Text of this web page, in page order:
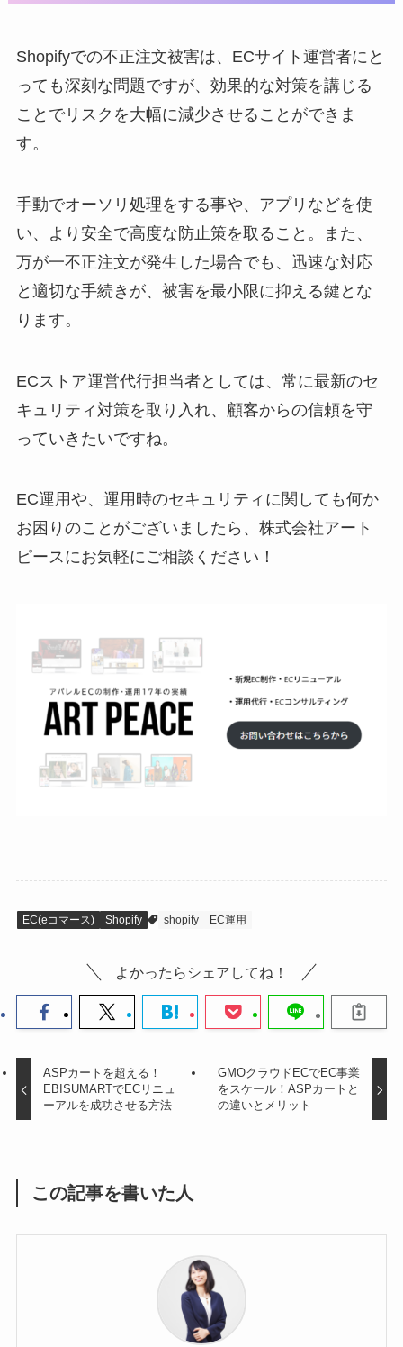
Shopifyでの不正注文被害は、ECサイト運営者にと
っても深刻な問題ですが、効果的な対策を講じる
ことでリスクを大幅に減少させることができま
す。
手動でオーソリ処理をする事や、アプリなどを使
い、より安全で高度な防止策を取ること。また、
万が一不正注文が発生した場合でも、迅速な対応
と適切な手続きが、被害を最小限に抑える鍵とな
ります。
ECストア運営代行担当者としては、常に最新のセ
キュリティ対策を取り入れ、顧客からの信頼を守
っていきたいですね。
EC運用や、運用時のセキュリティに関しても何か
お困りのことがございましたら、株式会社アート
ピースにお気軽にご相談ください！
EC(eコマース) Shopify shopify EC運用
よかったらシェアしてね！
ASPカートを超える！
EBISUMARTでECリニュ
ーアルを成功させる方法
GMOクラウドECでEC事業
をスケール！ASPカートと
の違いとメリット
この記事を書いた人